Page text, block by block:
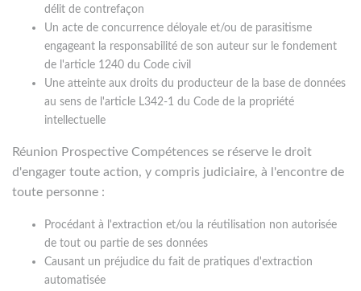
délit de contrefaçon
Un acte de concurrence déloyale et/ou de parasitisme
engageant la responsabilité de son auteur sur le fondement
de l'article 1240 du Code civil
Une atteinte aux droits du producteur de la base de données
au sens de l'article L342-1 du Code de la propriété
intellectuelle
Réunion Prospective Compétences se réserve le droit
d'engager toute action, y compris judiciaire, à l'encontre de
toute personne :
Procédant à l'extraction et/ou la réutilisation non autorisée
de tout ou partie de ses données
Causant un préjudice du fait de pratiques d'extraction
automatisée